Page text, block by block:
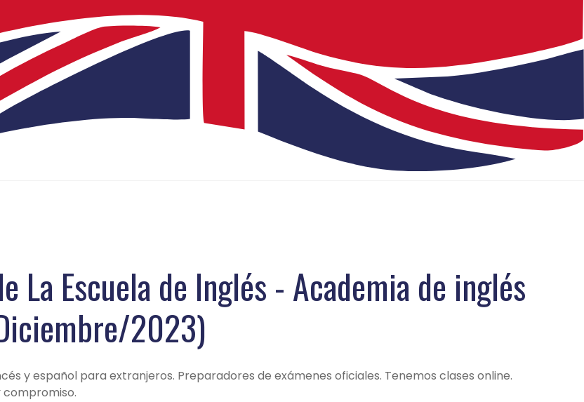
La Escuela de Inglés - Academia de inglés
2023)
y español para extranjeros. Preparadores de exámenes oficiales. Tenemos clases online.
compromiso.